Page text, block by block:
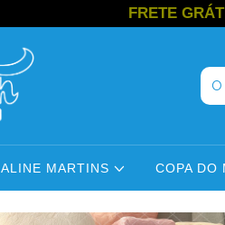
FRETE GRÁTIS
ALINE MARTINS COPA DO